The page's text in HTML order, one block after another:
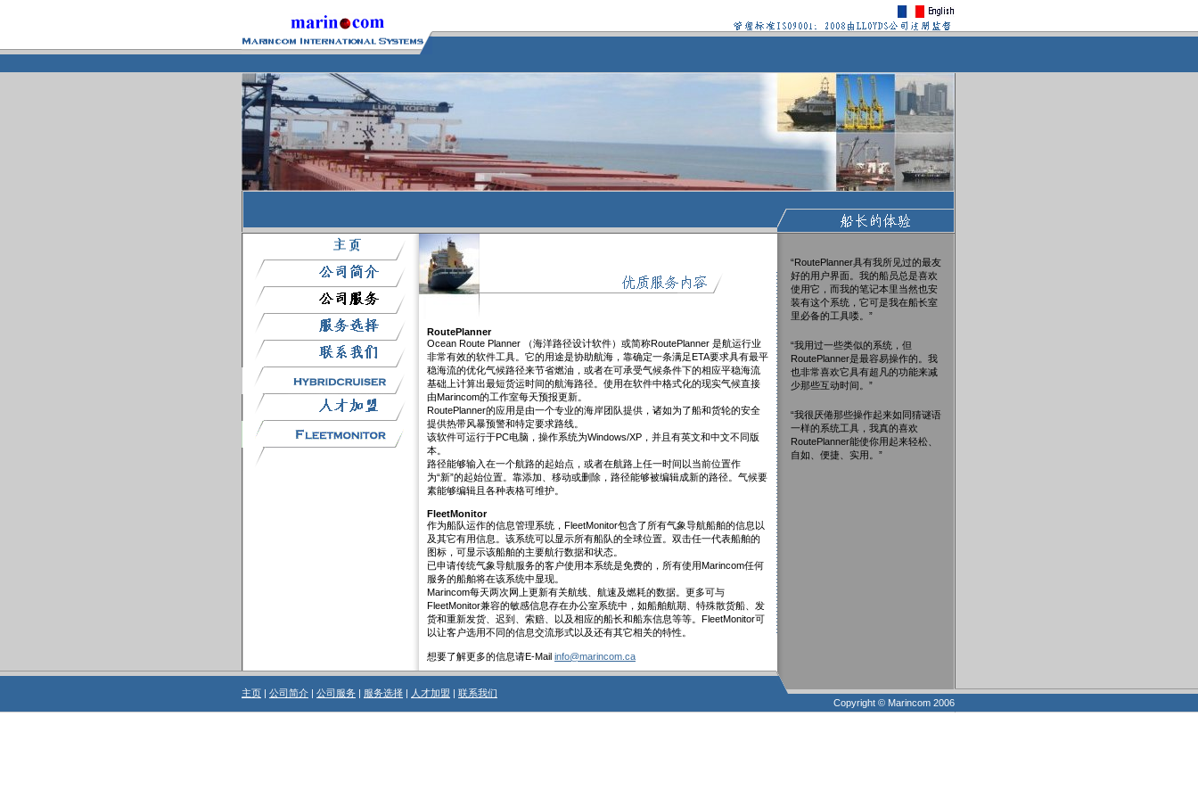
“RoutePlanner具有我所见过的最友
好的用户界面。我的船员总是喜欢
使用它，而我的笔记本里当然也安
装有这个系统，它可是我在船长室
里必备的工具喽。”
“我用过一些类似的系统，但
RoutePlanner是最容易操作的。我
也非常喜欢它具有超凡的功能来减
少那些互动时间。”
“我很厌倦那些操作起来如同猜谜语
一样的系统工具，我真的喜欢
RoutePlanner能使你用起来轻松、
自如、便捷、实用。”
RoutePlanner
Ocean Route Planner （海洋路径设计软件）或简称RoutePlanner 是航运行业
非常有效的软件工具。它的用途是协助航海，靠确定一条满足ETA要求具有最平
稳海流的优化气候路径来节省燃油，或者在可承受气候条件下的相应平稳海流
基础上计算出最短货运时间的航海路径。使用在软件中格式化的现实气候直接
由Marincom的工作室每天预报更新。
RoutePlanner的应用是由一个专业的海岸团队提供，诸如为了船和货轮的安全
提供热带风暴预警和特定要求路线。
该软件可运行于PC电脑，操作系统为Windows/XP，并且有英文和中文不同版
本。
路径能够输入在一个航路的起始点，或者在航路上任一时间以当前位置作
为“新”的起始位置。靠添加、移动或删除，路径能够被编辑成新的路径。气候要
素能够编辑且各种表格可维护。
FleetMonitor
作为船队运作的信息管理系统，FleetMonitor包含了所有气象导航船舶的信息以
及其它有用信息。该系统可以显示所有船队的全球位置。双击任一代表船舶的
图标，可显示该船舶的主要航行数据和状态。
已申请传统气象导航服务的客户使用本系统是免费的，所有使用Marincom任何
服务的船舶将在该系统中显现。
Marincom每天两次网上更新有关航线、航速及燃耗的数据。更多可与
FleetMonitor兼容的敏感信息存在办公室系统中，如船舶航期、特殊散货船、发
货和重新发货、迟到、索赔、以及相应的船长和船东信息等等。FleetMonitor可
以让客户选用不同的信息交流形式以及还有其它相关的特性。
想要了解更多的信息请E-Mail info@marincom.ca
主页 | 公司简介 | 公司服务 | 服务选择 | 人才加盟 | 联系我们
Copyright © Marincom 2006